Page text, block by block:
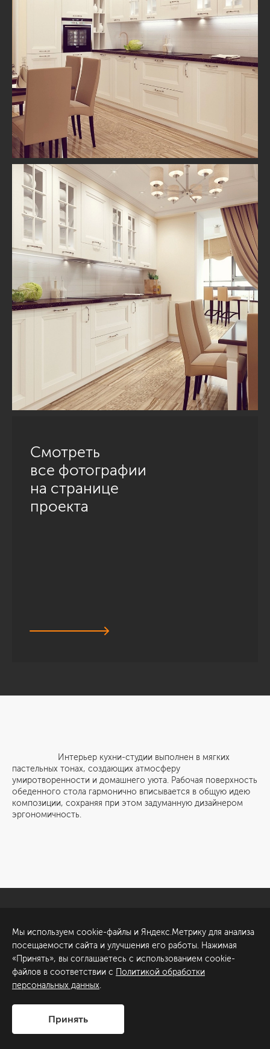
Смотреть
все фотографии
на странице
проекта
Интерьер кухни-студии выполнен в мягких
пастельных тонах, создающих атмосферу
умиротворенности и домашнего уюта. Рабочая поверхность
обеденного стола гармонично вписывается в общую идею
композиции, сохраняя при этом задуманную дизайнером
эргономичность.
Обсудить проект
ул. Академика Павлова, 6
к1
+7 (812) 200-95-55
Сделано в
Мы используем cookie-файлы и Яндекс.Метрику для анализа
посещаемости сайта и улучшения его работы. Нажимая
«Принять», вы соглашаетесь с использованием cookie-
файлов в соответствии с Политикой обработки
персональных данных.
Принять